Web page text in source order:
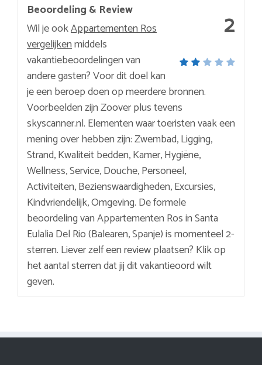
2
Beoordeling & Review
Wil je ookAppartementen Ros
vergelijkenmiddels
vakantiebeoordelingen van
andere gasten? Voor dit doel kan
je een beroep doen op meerdere bronnen.
Voorbeelden zijn Zoover plus tevens
skyscanner.nl. Elementen waar toeristen vaak een
mening over hebben zijn: Zwembad, Ligging,
Strand, Kwaliteit bedden, Kamer, Hygiëne,
Wellness, Service, Douche, Personeel,
Activiteiten, Bezienswaardigheden, Excursies,
Kindvriendelijk, Omgeving. De formele
beoordeling van Appartementen Ros in Santa
Eulalia Del Rio (Balearen, Spanje) is momenteel 2-
sterren. Liever zelf een review plaatsen? Klik op
het aantal sterren dat jij dit vakantieoord wilt
geven.